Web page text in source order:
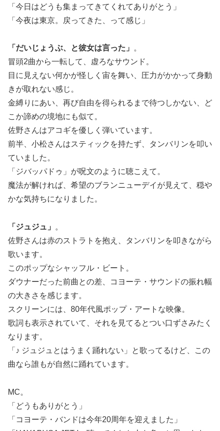
「今日はどうも集まってきてくれてありがとう」
「今夜は東京。戻ってきた、って感じ」
「だいじょうぶ、と彼女は言った」
。
冒頭2曲から一転して、虚ろなサウンド。
目に見えない何かが怪しく宙を舞い、圧力がかかって身動
きが取れない感じ。
金縛りにあい、再び自由を得られるまで待つしかない、ど
こか諦めの境地にも似て。
佐野さんはアコギを優しく弾いています。
前半、小松さんはスティックを持たず、タンバリンを叩い
ていました。
「ジバッパドゥ」が呪文のように聴こえて。
魔法が解ければ、希望のブランニューデイが見えて、穏や
かな気持ちになりました。
「ジュジュ」
。
佐野さんは赤のストラトを抱え、タンバリンを叩きながら
歌います。
このポップなシャッフル・ビート。
ダウナーだった前曲との差、コヨーテ・サウンドの振れ幅
の大きさを感じます。
スクリーンには、80年代風ポップ・アートな映像。
歌詞も表示されていて、それを見てるとつい口ずさみたく
なります。
「♪ ジュジュとはうまく踊れない」と歌ってるけど、この
曲なら誰もが自然に踊れています。
MC。
「どうもありがとう」
「コヨーテ・バンドは今年20周年を迎えました」